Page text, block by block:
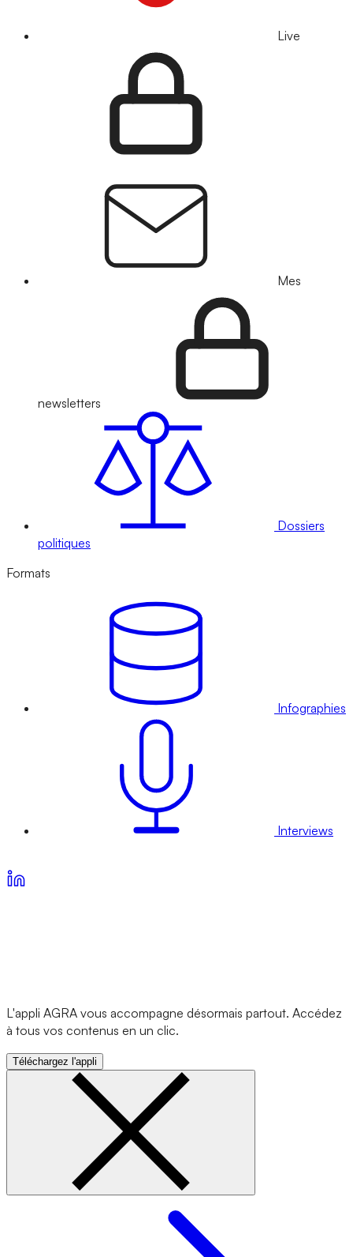
Live
Mes
newsletters
Dossiers
politiques
Formats
Infographies
Interviews
L'appli AGRA vous accompagne désormais partout. Accédez
à tous vos contenus en un clic.
Téléchargez l'appli